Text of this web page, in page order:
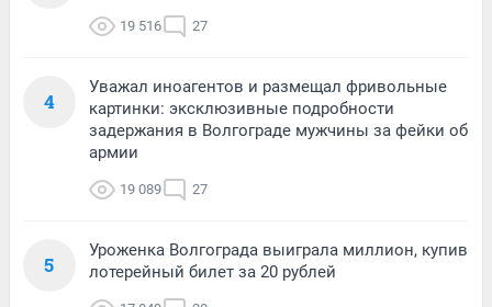
19 516 27
4
Уважал иноагентов и размещал фривольные
картинки: эксклюзивные подробности
задержания в Волгограде мужчины за фейки об
армии
19 089 27
5
Уроженка Волгограда выиграла миллион, купив
лотерейный билет за 20 рублей